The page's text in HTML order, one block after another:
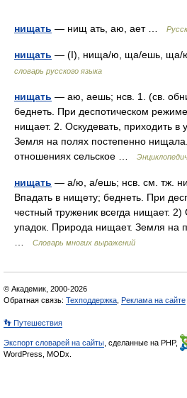
нищать — нищ ать, аю, ает …
нищать — (I), нища/ю, ща/ешь,
словарь русского языка
нищать — аю, аешь; нсв. 1. (св.
беднеть. При деспотическом
нищает. 2. Оскудевать, приходить в
Земля на полях постепенно
отношениях сельское …
нищать — а/ю, а/ешь; нсв. см. тж.
Впадать в нищету; беднеть. При
честный труженик всегда нищает. 2)
упадок. Природа нищает. Земля на
Словарь многих выражений
© Академик, 2000-2026
Обратная связь: Техподдержка Реклама на сайте
👣 Путешествия
Экспорт словарей на сайты , сделанные на PHP,
WordPress, MODx.